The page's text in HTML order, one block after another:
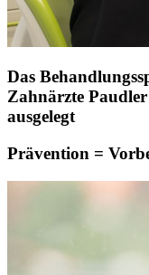
Das
Zahnärzte
ausgelegt
Prävention =